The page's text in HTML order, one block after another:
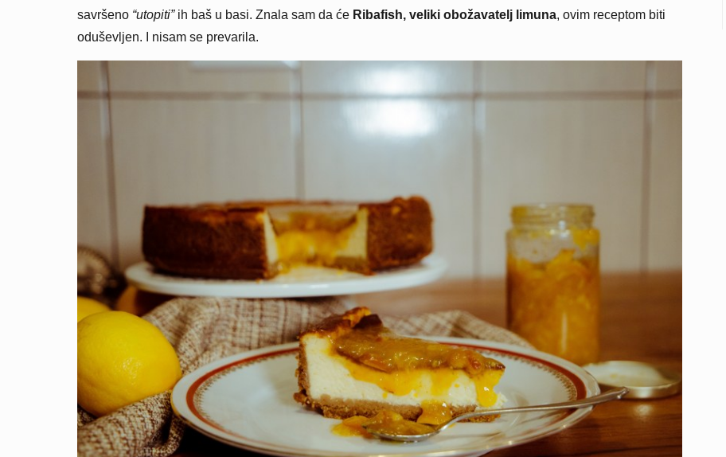
savršeno “utopiti”ih baš u basi. Znala sam da će Ribafish, veliki obožavatelj limuna, ovim receptom biti
oduševljen. I nisam se prevarila.